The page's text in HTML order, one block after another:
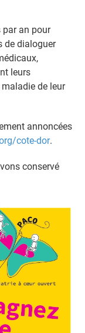
par an pour
de dialoguer
leurs
de leur
annoncées
cote-dor.
conservé